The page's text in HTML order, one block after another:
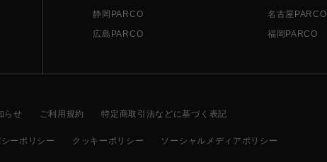
静岡PARCO
名古屋PARCO
広島PARCO
福岡PARCO
らせ ご利用規約 特定商取引法などに基づく表記
ーポリシー クッキーポリシー ソーシャルメディアポリシー